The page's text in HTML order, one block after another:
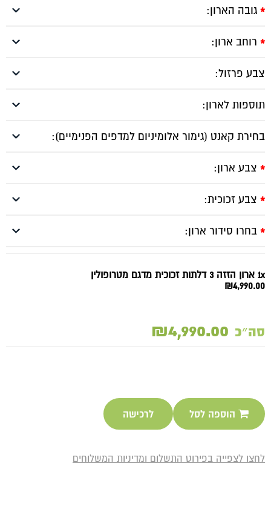
* גובה הארון:
* רוחב ארון:
צבע פרזול:
תוספות לארון:
בחירת קאנט (גימור אלומיניום למדפים הפנימיים):
* צבע ארון:
* צבע זכוכית:
* בחרו סידור ארון:
1x ארון הזזה 3 דלתות זכוכית מדגם מטרופולין
₪4,990.00
סה״כ ₪4,990.00
הוספה לסל לרכישה
לחצו לצפייה בפירוט התשלום ומדיניות המשלוחים